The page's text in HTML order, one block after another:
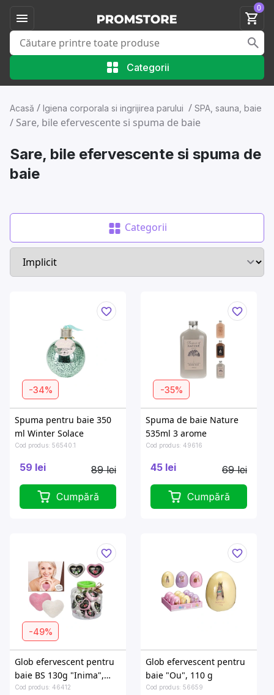
Categorii
0
Acasă / Igiena corporala si ingrijirea parului / SPA, sauna, baie
/ Sare, bile efervescente si spuma de baie
Sare, bile efervescente si spuma de
baie
Categorii
-34%
Spuma pentru baie 350
ml Winter Solace
Cod produs: 56540.1
59 lei 89 lei
Cumpără
-35%
Spuma de baie Nature
535ml 3 arome
Cod produs: 49616
45 lei 69 lei
Cumpără
-49%
Glob efervescent pentru
baie BS 130g "Inima",
recipient de plastic
Cod produs: 46412
Glob efervescent pentru
baie "Ou", 110 g
Cod produs: 56659